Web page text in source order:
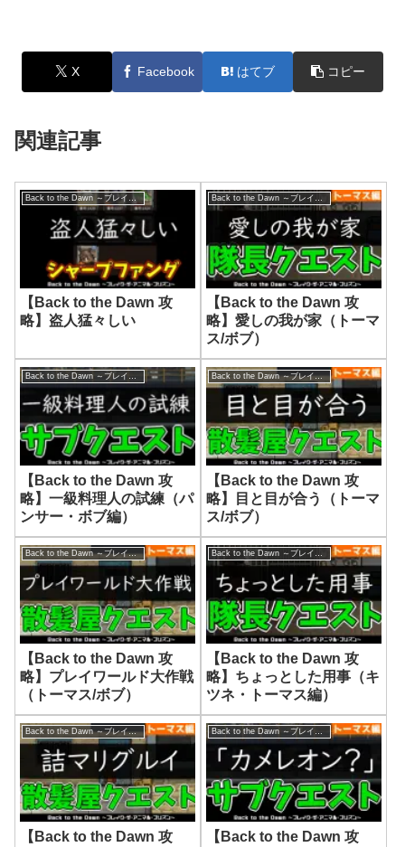
X Facebook はてブ コピー
関連記事
Back to the Dawn ～ブレイク･ザ･アニマル･プリズン～
【Back to the Dawn 攻
略】盗人猛々しい
【Back to the Dawn 攻
略】愛しの我が家（トーマ
ス/ボブ）
【Back to the Dawn 攻
略】一級料理人の試練（パ
ンサー・ボブ編）
Back to the Dawn ～ブレイク･ザ･アニマル･プリズン～
【Back to the Dawn 攻
略】目と目が合う（トーマ
ス/ボブ）
Back to the Dawn ～ブレイク･ザ･アニマル･プリズン～
【Back to the Dawn 攻
略】プレイワールド大作戦
（トーマス/ボブ）
Back to the Dawn ～ブレイク･ザ･アニマル･プリズン～
【Back to the Dawn 攻
略】ちょっとした用事（キ
ツネ・トーマス編）
Back to the Dawn ～ブレイク･ザ･アニマル･プリズン～
【Back to the Dawn 攻
Back to the Dawn ～ブレイク･ザ･アニマル･プリズン～
【Back to the Dawn 攻